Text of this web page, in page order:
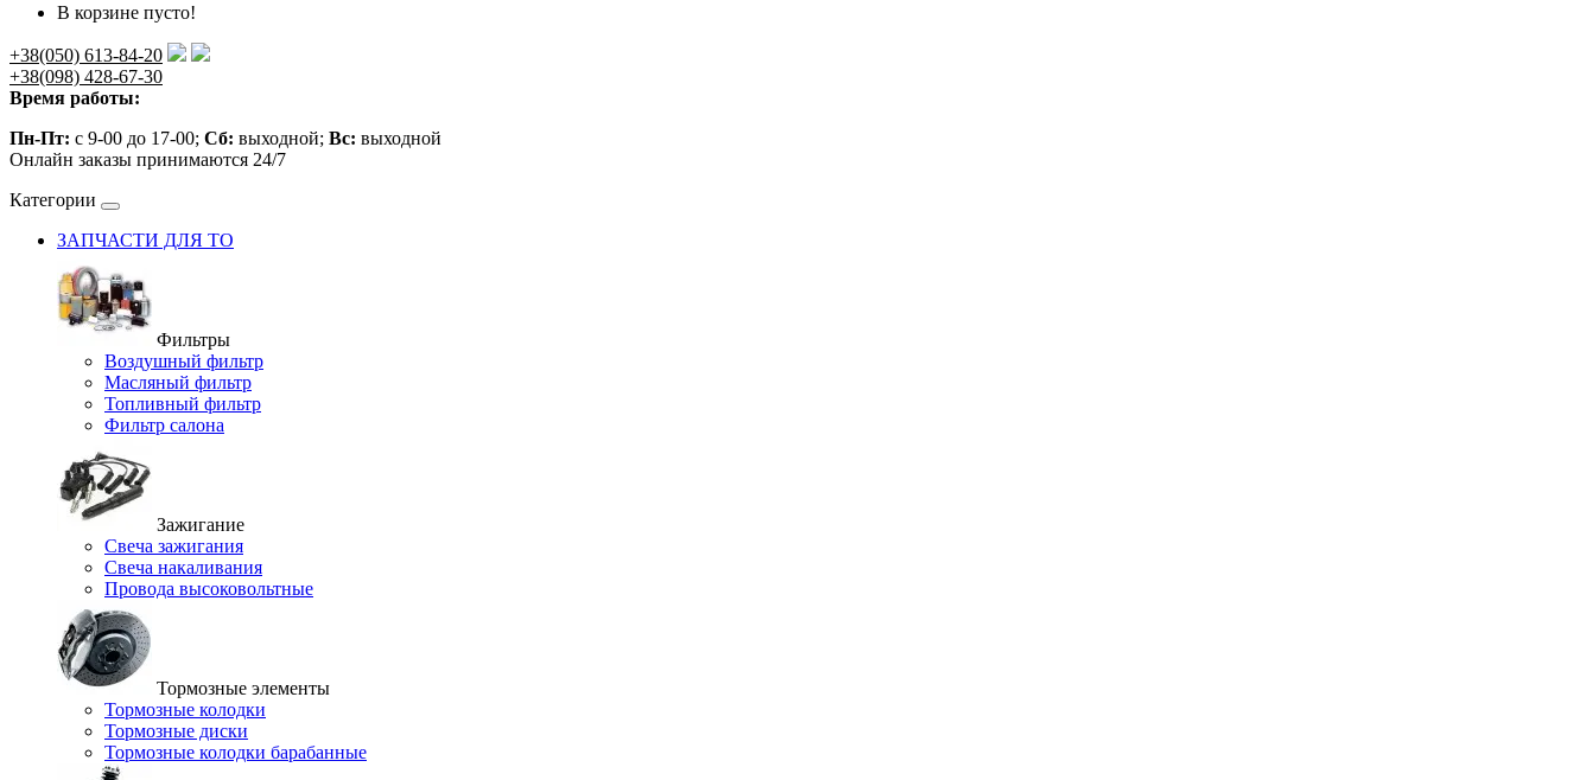
В корзине пусто!
+38(050) 613-84-20
+38(098) 428-67-30
Время работы:
Пн-Пт: с 9-00 до 17-00; Сб: выходной; Вс: выходной
Онлайн заказы принимаются 24/7
Категории
ЗАПЧАСТИ ДЛЯ ТО
Фильтры
Воздушный фильтр
Масляный фильтр
Топливный фильтр
Фильтр салона
Зажигание
Свеча зажигания
Свеча накаливания
Провода высоковольтные
Тормозные элементы
Тормозные колодки
Тормозные диски
Тормозные колодки барабанные